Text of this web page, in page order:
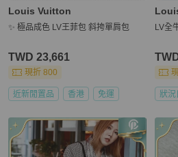
Louis Vuitton
✨ 極品成色 LV王菲包 斜挎單肩包
TWD 23,661
現折 800
近新閒置品 香港 免運
LV全
狀況